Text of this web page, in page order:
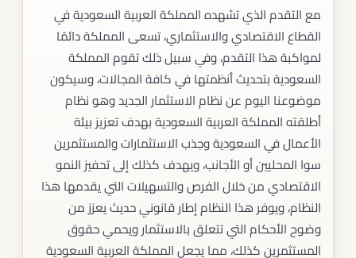
مع التقدم الذي تشهده المملكة العربية السعودية في
القطاع الاقتصادي والاستثماري، تسعى المملكة دائمًا
لمواكبة هذا التقدم، وفي سبيل ذلك تقوم المملكة
السعودية بتحديث أنظمتها في كافة المجالات، وسيكون
موضوعنا اليوم عن نظام الاستثمار الجديد وهو نظام
أطلقته المملكة العربية السعودية بهدف تعزيز بيئة
الأعمال في السعودية وجذب الاستثمارات والمستثمرين
سوا المحليين أو الأجانب، ويهدف كذلك إلى تحفيز النمو
الاقتصادي من خلال الفرص والتسهيلات التي يقدمها هذا
النظام، ويوفر هذا النظام إطار قانوني حديث يعزز من
وضوح الأحكام التي تتعلق بالاستثمار ويحمي حقوق
المستثمرين كذلك، مما يجعل المملكة العربية السعودية